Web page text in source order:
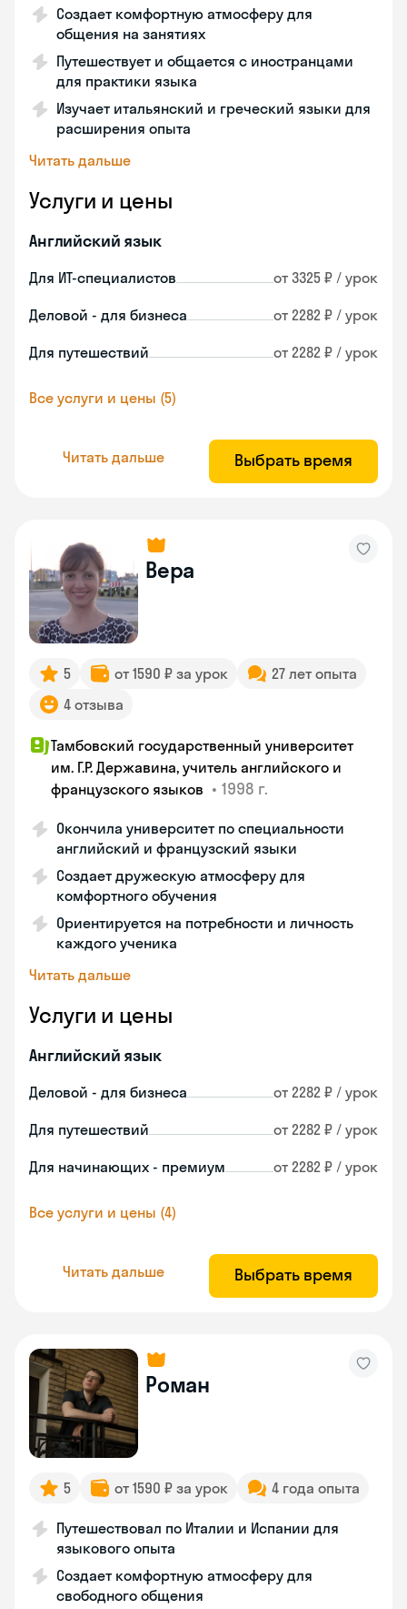
Создает комфортную атмосферу для
общения на занятиях
Путешествует и общается с иностранцами
для практики языка
Изучает итальянский и греческий языки для
расширения опыта
Читать дальше
Услуги и цены
Английский язык
Для ИТ-специалистов от 3325 ₽ / урок
Деловой - для бизнеса от 2282 ₽ / урок
Для путешествий от 2282 ₽ / урок
Все услуги и цены (5)
Читать дальше Выбрать время
Вера
5 от 1590 ₽ за урок
27 лет опыта
4 отзыва
Тамбовский государственный университет
им. Г.Р. Державина, учитель английского и
французского языков • 1998 г.
Окончила университет по специальности
английский и французский языки
Создает дружескую атмосферу для
комфортного обучения
Ориентируется на потребности и личность
каждого ученика
Читать дальше
Услуги и цены
Английский язык
Деловой - для бизнеса от 2282 ₽ / урок
Для путешествий от 2282 ₽ / урок
Для начинающих - премиум от 2282 ₽ / урок
Все услуги и цены (4)
Читать дальше Выбрать время
Роман
5 от 1590 ₽ за урок 4 года опыта
Путешествовал по Италии и Испании для
языкового опыта
Создает комфортную атмосферу для
свободного общения